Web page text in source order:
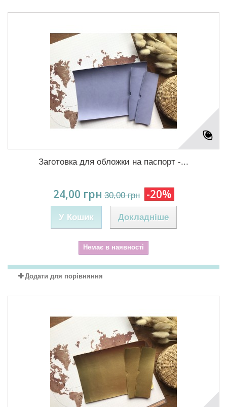
Заготовка для обложки на паспорт -...
24,00 грн 30,00 грн -20%
У Кошик Докладніше
Немає в наявності
Додати для порівняння